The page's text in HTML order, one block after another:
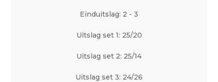
Einduitslag: 2 - 3
Uitslag set 1: 25/20
Uitslag set 2: 25/14
Uitslag set 3: 24/26